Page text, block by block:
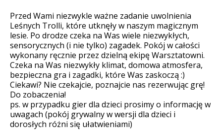
Przed Wami niezwykle ważne zadanie uwolnienia
Leśnych Trolli, które utknęły w naszym magicznym
lesie. Po drodze czeka na Was wiele niezwykłych,
sensorycznych (i nie tylko) zagadek. Pokój w całości
wykonany ręcznie przez dzielną ekipę Warsztatowni.
Czeka na Was niezwykły klimat, domowa atmosfera,
bezpieczna gra i zagadki, które Was zaskoczą :)
Ciekawi? Nie czekajcie, poznajcie nas rezerwując grę!
Do zobaczenia!
ps. w przypadku gier dla dzieci prosimy o informację w
uwagach (pokój grywalny w wersji dla dzieci i
dorosłych różni się ułatwieniami)